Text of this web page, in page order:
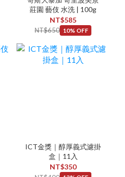
莊園 藝伎 水洗 | 100g
NT$585
NT$650 10% OFF
ICT金獎｜醇厚義式濾掛
盒｜11入
NT$350